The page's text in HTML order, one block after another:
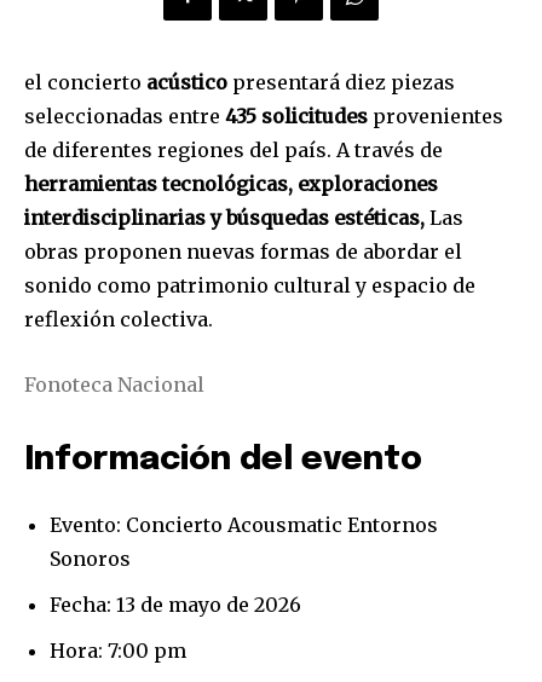
el concierto acústico presentará diez piezas
seleccionadas entre 435 solicitudes provenientes
de diferentes regiones del país. A través de
herramientas tecnológicas, exploraciones
interdisciplinarias y búsquedas estéticas, Las
obras proponen nuevas formas de abordar el
sonido como patrimonio cultural y espacio de
reflexión colectiva.
Fonoteca Nacional
Información del evento
Evento: Concierto Acousmatic Entornos
Sonoros
Fecha: 13 de mayo de 2026
Hora: 7:00 pm